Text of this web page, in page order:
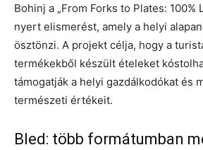
Bohinj a „From Forks to Plates: 100%
nyert elismerést, amely a helyi
ösztönzi. A projekt célja, hogy a
termékekből készült ételeket
támogatják a helyi gazdálkodókat és
természeti értékeit.
Bled: több formátumban